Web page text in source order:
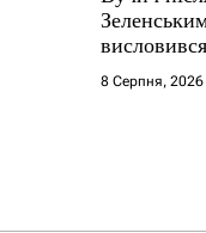
території
8 Серпня, 2026